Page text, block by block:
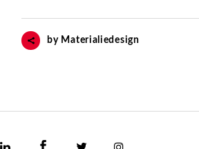
by Materialiedesign